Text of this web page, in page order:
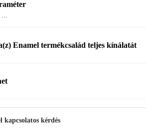
…
Enamel termékcsalád teljes kínálatát
kapcsolatos kérdés